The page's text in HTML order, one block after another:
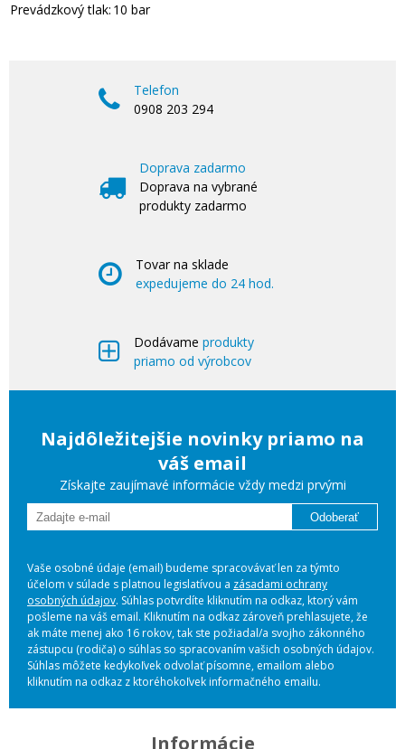
Prevádzkový tlak: 10 bar
Telefon
0908 203 294
Doprava zadarmo
Doprava na vybrané
produkty zadarmo
Tovar na sklade
expedujeme do 24 hod.
Dodávame produkty
priamo od výrobcov
Najdôležitejšie novinky priamo na
váš email
Získajte zaujímavé informácie vždy medzi prvými
Odoberať
Vaše osobné údaje (email) budeme spracovávať len za týmto
účelom v súlade s platnou legislatívou a zásadami ochrany
osobných údajov. Súhlas potvrdíte kliknutím na odkaz, ktorý vám
pošleme na váš email. Kliknutím na odkaz zároveň prehlasujete, že
ak máte menej ako 16 rokov, tak ste požiadal/a svojho zákonného
zástupcu (rodiča) o súhlas so spracovaním vašich osobných údajov.
Súhlas môžete kedykoľvek odvolať písomne, emailom alebo
kliknutím na odkaz z ktoréhokoľvek informačného emailu.
Informácie